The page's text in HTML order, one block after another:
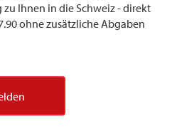
Ihnen in die Schweiz - direkt
ohne zusätzliche Abgaben